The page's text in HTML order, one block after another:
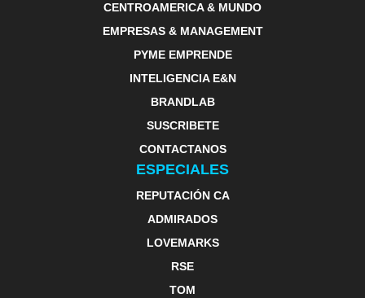
CENTROAMERICA & MUNDO
EMPRESAS & MANAGEMENT
PYME EMPRENDE
INTELIGENCIA E&N
BRANDLAB
SUSCRIBETE
CONTACTANOS
ESPECIALES
REPUTACIÓN CA
ADMIRADOS
LOVEMARKS
RSE
TOM